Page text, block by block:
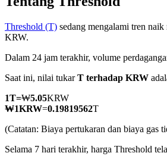
COIN-M Berjangka
Mata Uang Kripto Berjangka
Threshold (T) sedang mengalami tren
KRW.
Dalam 24 jam terakhir, volume
Saat ini, nilai tukarT terhadap KRW
1T=₩5.05KRW
₩1KRW=0.19819562T
(Catatan: Biaya pertukaran dan biaya gas
Selama 7 hari terakhir, harga Threshold